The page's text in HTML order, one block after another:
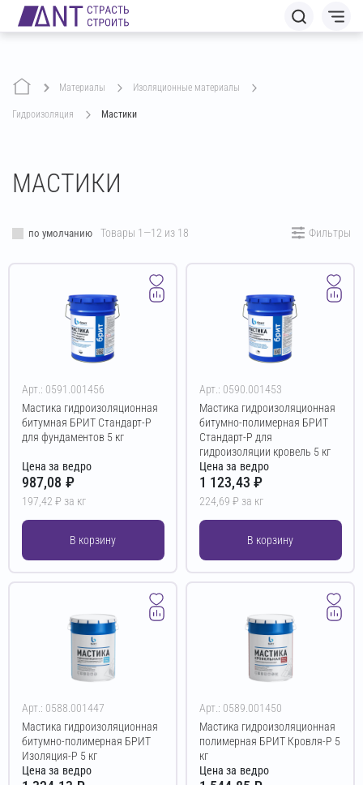
Материалы изоляционные материалы
гидроизоляция Мастики
МАСТИКИ
по умолчанию Товары 1—12 из 18 Фильтры
Арт.: 0591.001456
Мастика гидроизоляционная
битумная БРИТ Стандарт-Р
для фундаментов 5 кг
Цена за ведро
987,08 ₽
197,42 ₽ за кг
В корзину
Арт.: 0590.001453
Мастика гидроизоляционная
битумно-полимерная БРИТ
Стандарт-Р для
гидроизоляции кровель 5 кг
Цена за ведро
1 123,43 ₽
224,69 ₽ за кг
В корзину
Арт.: 0588.001447
Мастика гидроизоляционная
битумно-полимерная БРИТ
Изоляция-Р 5 кг
Цена за ведро
Арт.: 0589.001450
Мастика гидроизоляционная
полимерная БРИТ Кровля-Р 5
кг
Цена за ведро